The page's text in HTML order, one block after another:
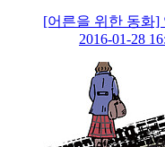
[어른을 위한 동화]
2016-01-28